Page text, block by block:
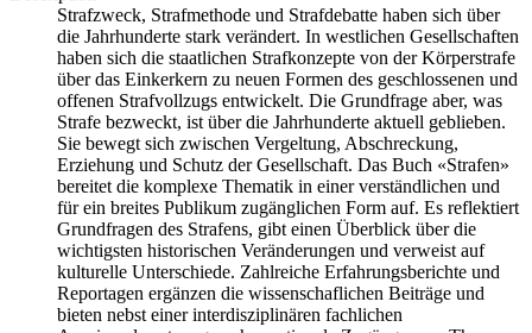
Strafzweck, Strafmethode und Strafdebatte haben sich über
die Jahrhunderte stark verändert. In westlichen Gesellschaften
haben sich die staatlichen Strafkonzepte von der Körperstrafe
über das Einkerkern zu neuen Formen des geschlossenen und
offenen Strafvollzugs entwickelt. Die Grundfrage aber, was
Strafe bezweckt, ist über die Jahrhunderte aktuell geblieben.
Sie bewegt sich zwischen Vergeltung, Abschreckung,
Erziehung und Schutz der Gesellschaft. Das Buch «Strafen»
bereitet die komplexe Thematik in einer verständlichen und
für ein breites Publikum zugänglichen Form auf. Es reflektiert
Grundfragen des Strafens, gibt einen Überblick über die
wichtigsten historischen Veränderungen und verweist auf
kulturelle Unterschiede. Zahlreiche Erfahrungsberichte und
Reportagen ergänzen die wissenschaflichen Beiträge und
bieten nebst einer interdisziplinären fachlichen